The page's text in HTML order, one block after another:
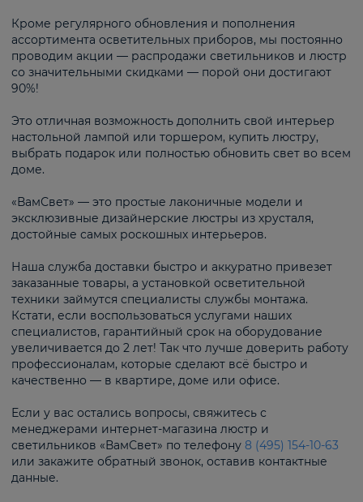
Кроме регулярного обновления и пополнения
ассортимента осветительных приборов, мы постоянно
проводим акции — распродажи светильников и люстр
со значительными скидками — порой они достигают
90%!
Это отличная возможность дополнить свой интерьер
настольной лампой или торшером, купить люстру,
выбрать подарок или полностью обновить свет во всем
доме.
«ВамСвет» — это простые лаконичные модели и
эксклюзивные дизайнерские люстры из хрусталя,
достойные самых роскошных интерьеров.
Наша служба доставки быстро и аккуратно привезет
заказанные товары, а установкой осветительной
техники займутся специалисты службы монтажа.
Кстати, если воспользоваться услугами наших
специалистов, гарантийный срок на оборудование
увеличивается до 2 лет! Так что лучше доверить работу
профессионалам, которые сделают всё быстро и
качественно — в квартире, доме или офисе.
Если у вас остались вопросы, свяжитесь с
менеджерами интернет-магазина люстр и
светильников «ВамСвет» по телефону 8 (495) 154-10-63
или закажите обратный звонок, оставив контактные
данные.